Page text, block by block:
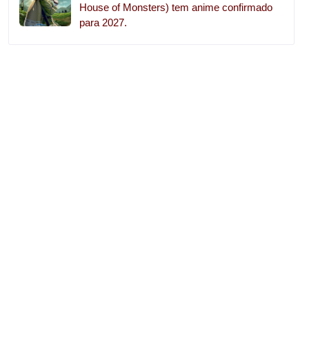
House of Monsters) tem anime confirmado
para 2027.